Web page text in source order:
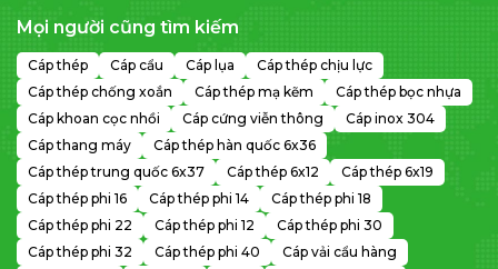
Mọi người cũng tìm kiếm
Cáp thép Cáp cẩu Cáp lụa
Cáp thép chịu lực
Cáp thép chống xoắn
Cáp thép mạ kẽm
Cáp thép bọc nhựa
Cáp khoan cọc nhồi
Cáp cứng viễn thông
Cáp inox 304
Cáp thang máy
Cáp thép hàn quốc 6x36
Cáp thép trung quốc 6x37
Cáp thép 6x12
Cáp thép 6x19
Cáp thép phi 16
Cáp thép phi 14
Cáp thép phi 18
Cáp thép phi 22
Cáp thép phi 12
Cáp thép phi 30
Cáp thép phi 32
Cáp thép phi 40
Cáp vải cẩu hàng